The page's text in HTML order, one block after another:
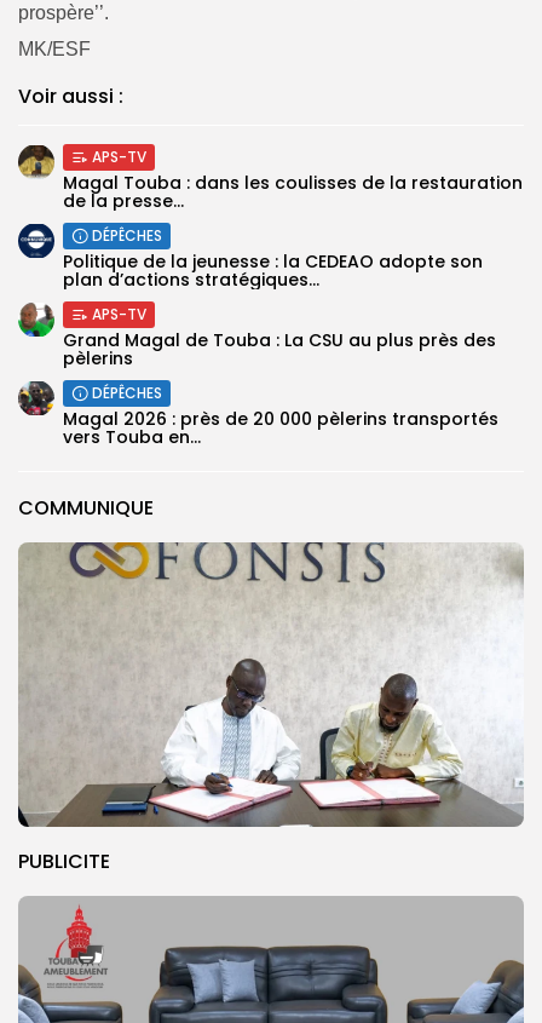
COMMUNIQUE
PUBLICITE
prospère’’.
MK/ESF
Voir aussi :
APS-TV
Magal Touba : dans les coulisses de la restauration
de la presse...
DÉPÊCHES
Politique de la jeunesse : la CEDEAO adopte son
plan d’actions stratégiques...
APS-TV
Grand Magal de Touba : La CSU au plus près des
pèlerins
DÉPÊCHES
Magal 2026 : près de 20 000 pèlerins transportés
vers Touba en...